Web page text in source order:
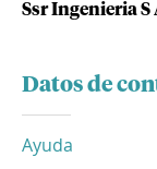
Ssr Ingenieria S
Datos de
Ayuda